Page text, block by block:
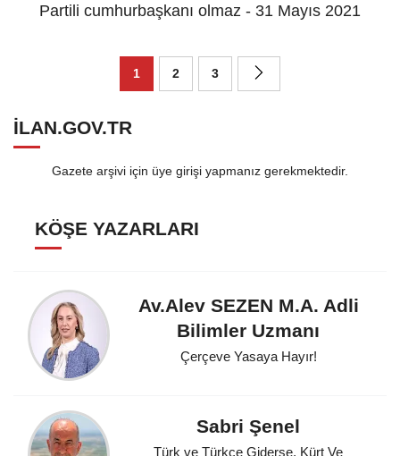
Partili cumhurbaşkanı olmaz - 31 Mayıs 2021
1 2 3
ILAN.GOV.TR
Gazete arşivi için üye girişi yapmanız gerekmektedir.
KÖŞE YAZARLARI
Av.Alev SEZEN M.A. Adli
Bilimler Uzmanı
Çerçeve Yasaya Hayır!
Sabri Şenel
Türk ve Türkçe Giderse, Kürt Ve